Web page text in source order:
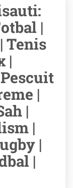
|
Tenis
|
|
|
|
|
|